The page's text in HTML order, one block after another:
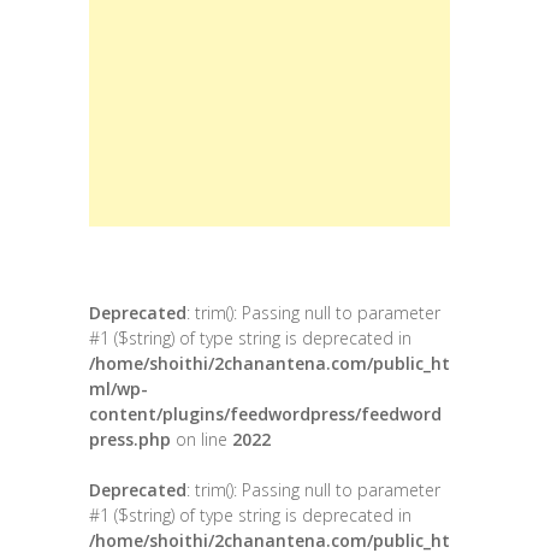
Deprecated: trim(): Passing null to parameter
#1 ($string) of type string is deprecated in
/home/shoithi/2chanantena.com/public_ht
ml/wp-
content/plugins/feedwordpress/feedword
press.php on line 2022
Deprecated: trim(): Passing null to parameter
#1 ($string) of type string is deprecated in
/home/shoithi/2chanantena.com/public_ht